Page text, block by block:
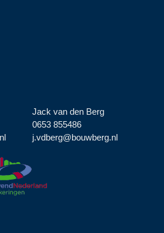
Jack van den Berg
0653 855486
j.vdberg@bouwberg.nl